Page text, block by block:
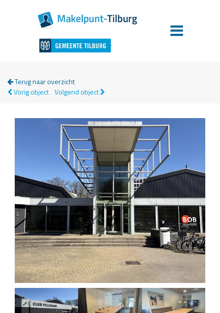
Terug naar overzicht
Vorig object Volgend object